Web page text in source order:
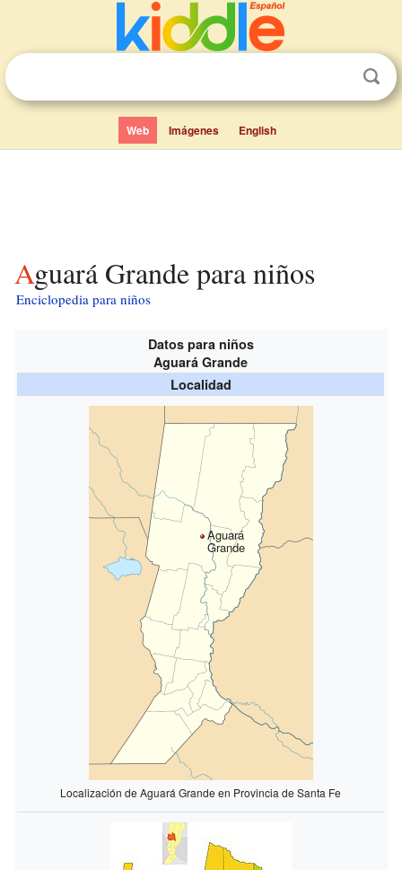
Web Imágenes English
Aguará Grande para niños
Enciclopedia para niños
Datos para niños
Aguará Grande
Localidad
Aguará
Grande
Localización de Aguará Grande en Provincia de Santa Fe